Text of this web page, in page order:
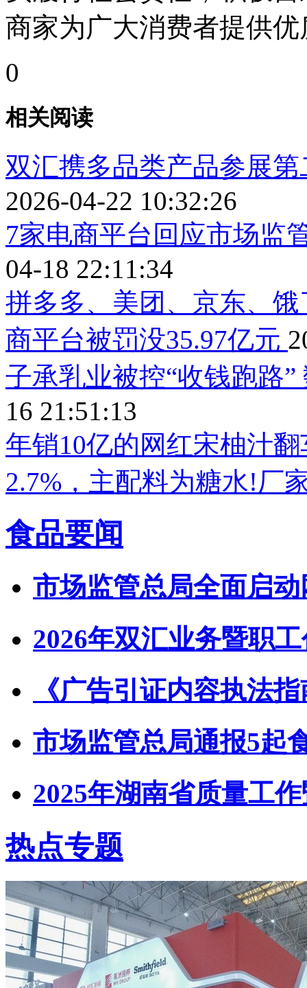
商家为广大消费者提供
0
相关阅读
双汇携多品类产品参展
2026-04-22 10:32:26
7家电商平台回应市场监
04-18 22:11:34
拼多多、美团、京东、
商平台被罚没35.97亿元
子承乳业被控“收钱跑路
16 21:51:13
年销10亿的网红宋柚汁
2.7%，主配料为糖水!厂
食品要闻
市场监管总局全面启
2026年双汇业务暨职
《广告引证内容执法
市场监管总局通报5起
2025年湖南省质量工
热点专题